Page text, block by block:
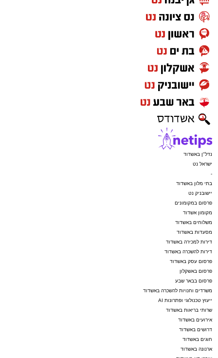
נדל"ן באשדוד
ישראל נט
-
בתי מלון באשדוד
יישובניק נט
פרסום במקומונים
מקומון אשדוד
משלוחים באשדוד
מסעדות באשדוד
דירות למכירה באשדוד
דירות להשכרה באשדוד
פרסום עסק באשדוד
פרסום באשקלון
פרסום בבאר שבע
משרדים וחנויות להשכרה באשדוד
ייעוץ טכנולוגי ופתרונות AI
שרותי בריאות באשדוד
אירועים באשדוד
דרושים באשדוד
חוגים באשדוד
ארנונה באשדוד